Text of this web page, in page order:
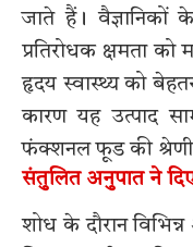
जाते हैं। वैज्ञानिकों
प्रतिरोधक क्षमता
हृदय स्वास्थ्य को
कारण यह उत्पाद
फंक्शनल फूड की
संतुलित अनुपात ने दिए
शोध के दौरान विभिन्न